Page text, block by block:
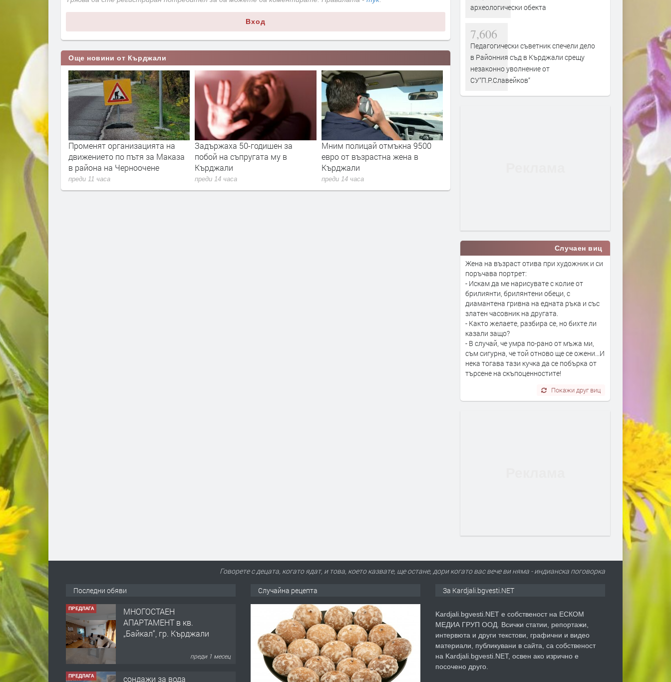
Вход
Още новини от Кърджали
жена от
в Кърджали
Променят организацията на
движението по пътя за Маказа
в района на Черноочене
преди 11 часа
Задържаха 50-годишен за
побой на съпругата му в
Кърджали
преди 14 часа
Мним полицай отмъкна 9500
евро от възрастна жена в
Кърджали
преди 14 часа
Две катастрофи за ден
пострадали в областа
археологически обекта
7,606
Педагогически съветник спечели дело
в Районния съд в Кърджали срещу
незаконно уволнение от
СУ“П.Р.Славейков“
Случаен виц
Жена на възраст отива при художник и си
поръчава портрет:
- Искам да ме нарисувате с колие от
брилиянти, брилянтени обеци, с
диамантена гривна на едната ръка и със
златен часовник на другата.
- Както желаете, разбира се, но бихте ли
казали защо?
- В случай, че умра по-рано от мъжа ми,
съм сигурна, че той отново ще се ожени...И
нека тогава тази кучка да се побърка от
търсене на скъпоценностите!
Покажи друг виц
Говорете с децата, когато ядат, и това, което казвате, ще остане, дори когато вас вече ви няма - индианска поговорка
Последни обяви
ПРЕДЛАГА
МНОГОСТАЕН
АПАРТАМЕНТ в кв.
„Байкал“, гр. Кърджали
преди 1 месец
ПРЕДЛАГА сондажи за вода
Случайна рецепта За Kardjali.bgvesti.NET
Kardjali.bgvesti.NET е собственост на ЕСКОМ
МЕДИА ГРУП ООД. Всички статии, репортажи,
интервюта и други текстови, графични и видео
материали, публикувани в сайта, са собственост
на Kardjali.bgvesti.NET, освен ако изрично е
посочено друго.